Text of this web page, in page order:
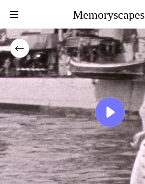
Memoryscapes